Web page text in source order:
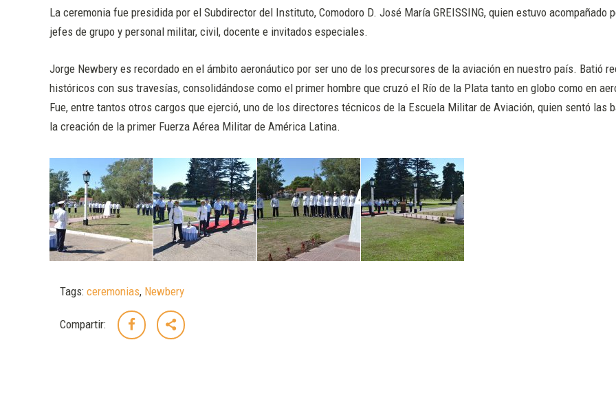
La ceremonia fue presidida por el Subdirector del Instituto, Comodoro D. José María GREISSING, quien estuvo acompañado
jefes de grupo y personal militar, civil, docente e invitados especiales.
Jorge Newbery es recordado en el ámbito aeronáutico por ser uno de los precursores de la aviación en nuestro país. Batió
históricos con sus travesías, consolidándose como el primer hombre que cruzó el Río de la Plata tanto en globo como en
Fue, entre tantos otros cargos que ejerció, uno de los directores técnicos de la Escuela Militar de Aviación, quien sentó las
la creación de la primer Fuerza Aérea Militar de América Latina.
Tags: ceremonias, Newbery
Compartir: